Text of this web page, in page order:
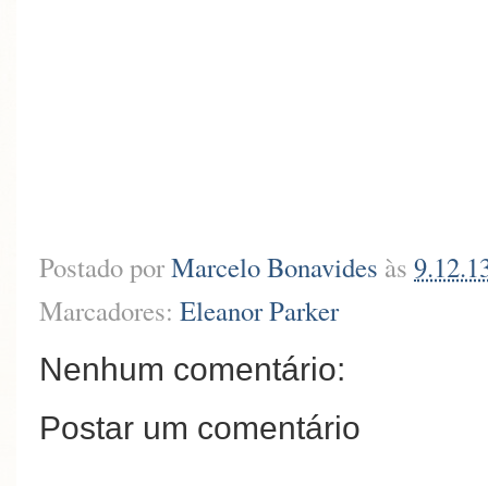
Postado porMarcelo Bonavides às
Marcadores: Eleanor Parker
Nenhum comentário:
Postar um comentário